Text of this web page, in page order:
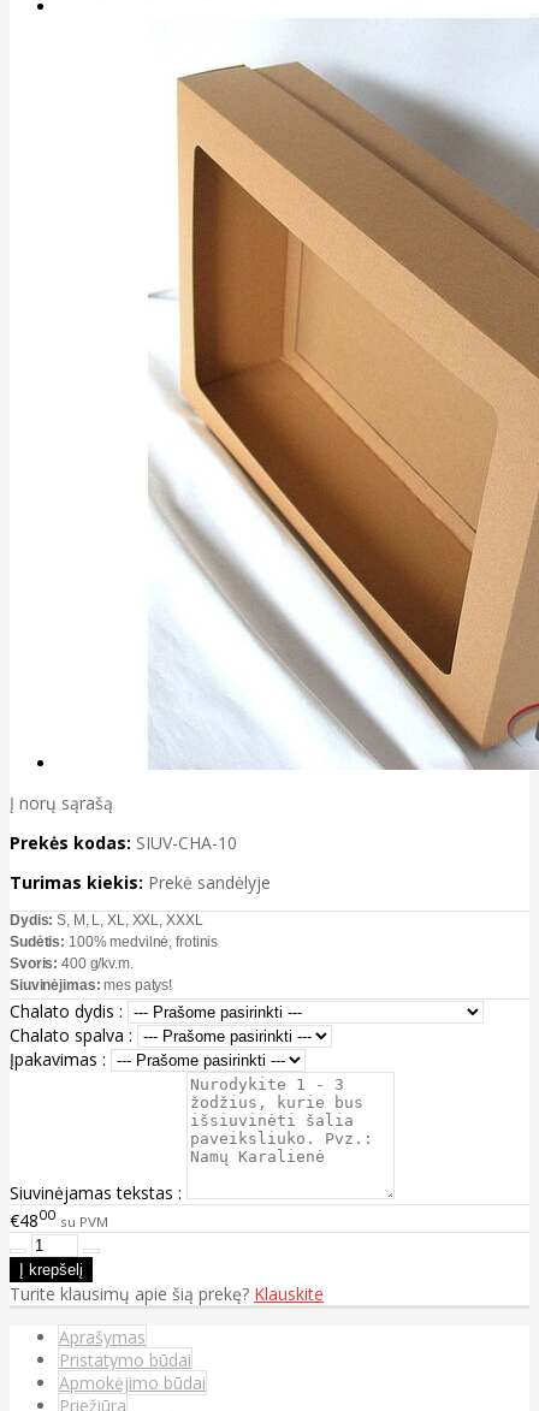
Į norų sąrašą
Prekės kodas: SIUV-CHA-10
Turimas kiekis: Prekė sandėlyje
Dydis:S, M, L, XL, XXL, XXXL
Sudėtis: 100% medvilnė, frotinis
Svoris: 400 g/kv.m.
Siuvinėjimas: mes patys!
Chalato dydis :
Chalato spalva :
Įpakavimas :
Siuvinėjamas tekstas :
€4800 su PVM
Turite klausimų apie šią prekę? Klauskite
Aprašymas
Pristatymo būdai
Apmokėjimo būdai
Priežiūra